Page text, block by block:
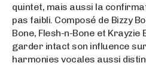
quintet, mais aussi la
pas faibli. Composé de Bizzy
Bone, Flesh-n-Bone et Krayzie
garder intact son influence
harmonies vocales aussi